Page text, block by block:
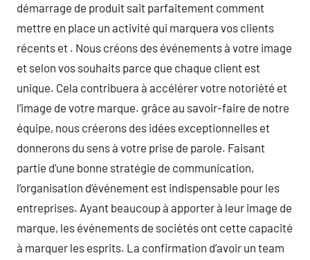
démarrage de produit sait parfaitement comment
mettre en place un activité qui marquera vos clients
récents et . Nous créons des événements à votre image
et selon vos souhaits parce que chaque client est
unique. Cela contribuera à accélérer votre notoriété et
l’image de votre marque. grâce au savoir-faire de notre
équipe, nous créerons des idées exceptionnelles et
donnerons du sens à votre prise de parole. Faisant
partie d’une bonne stratégie de communication,
l’organisation d’événement est indispensable pour les
entreprises. Ayant beaucoup à apporter à leur image de
marque, les événements de sociétés ont cette capacité
à marquer les esprits. La confirmation d’avoir un team